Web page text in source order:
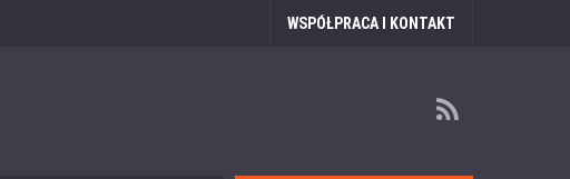
WSPÓŁPRACA I KONTAKT